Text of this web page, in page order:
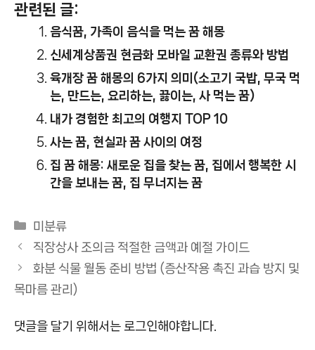
관련된 글:
음식꿈, 가족이 음식을 먹는 꿈 해몽
신세계상품권 현금화 모바일 교환권 종류와 방법
육개장 꿈 해몽의 6가지 의미(소고기 국밥, 무국 먹
는, 만드는, 요리하는, 끓이는, 사 먹는 꿈)
내가 경험한 최고의 여행지 TOP 10
사는 꿈, 현실과 꿈 사이의 여정
집 꿈 해몽: 새로운 집을 찾는 꿈, 집에서 행복한 시
간을 보내는 꿈, 집 무너지는 꿈
카
테
리
미분류
직장상사 조의금 적절한 금액과 예절 가이드
화분 식물 월동 준비 방법 (증산작용 촉진 과습 방지 및
목마름 관리)
댓글을 달기 위해서는 로그인해야합니다.